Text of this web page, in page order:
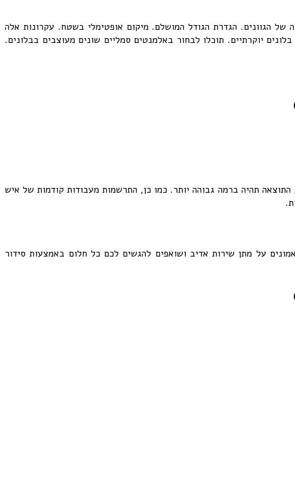
של הגוונים. הגדרת הגודל המושלם. מיקום אופטימלי בשטח. עקרונות אלה
יוקרתיים. תוכלו לבחור באלמנטים סמליים שונים מעוצבים בבלונים.
תהיה ברמה גבוהה יותר. כמו כן, התרשמות מעבודות קודמות של איש
על מתן שירות אדיב ושואפים להגשים לכם כל חלום באמצעות סידור